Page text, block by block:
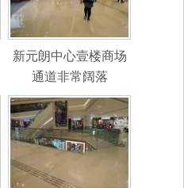
新元朗中心壹楼商场
通道非常阔落